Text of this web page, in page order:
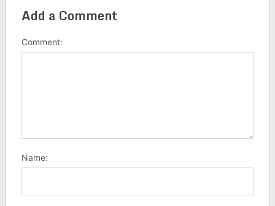
Add a Comment
Comment:
Name: